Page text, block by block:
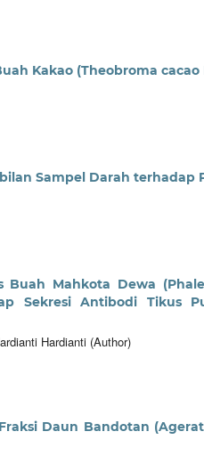
Kakao (Theobroma
Sampel Darah terhadap
Mahkota Dewa
Sekresi Antibodi Tikus
Hardianti (Author)
Daun Bandotan